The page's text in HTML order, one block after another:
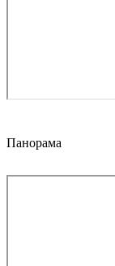
Панорама